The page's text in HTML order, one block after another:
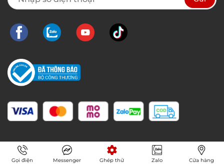
Gọi điện Messenger Ghép thử Zalo Cửa hàng